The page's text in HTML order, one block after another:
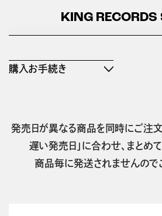
KING RECORDS
購入お手続き
発売日が異なる商品を同時にご注
遅い発売日」に合わせ、まとめ
商品毎に発送されませんので